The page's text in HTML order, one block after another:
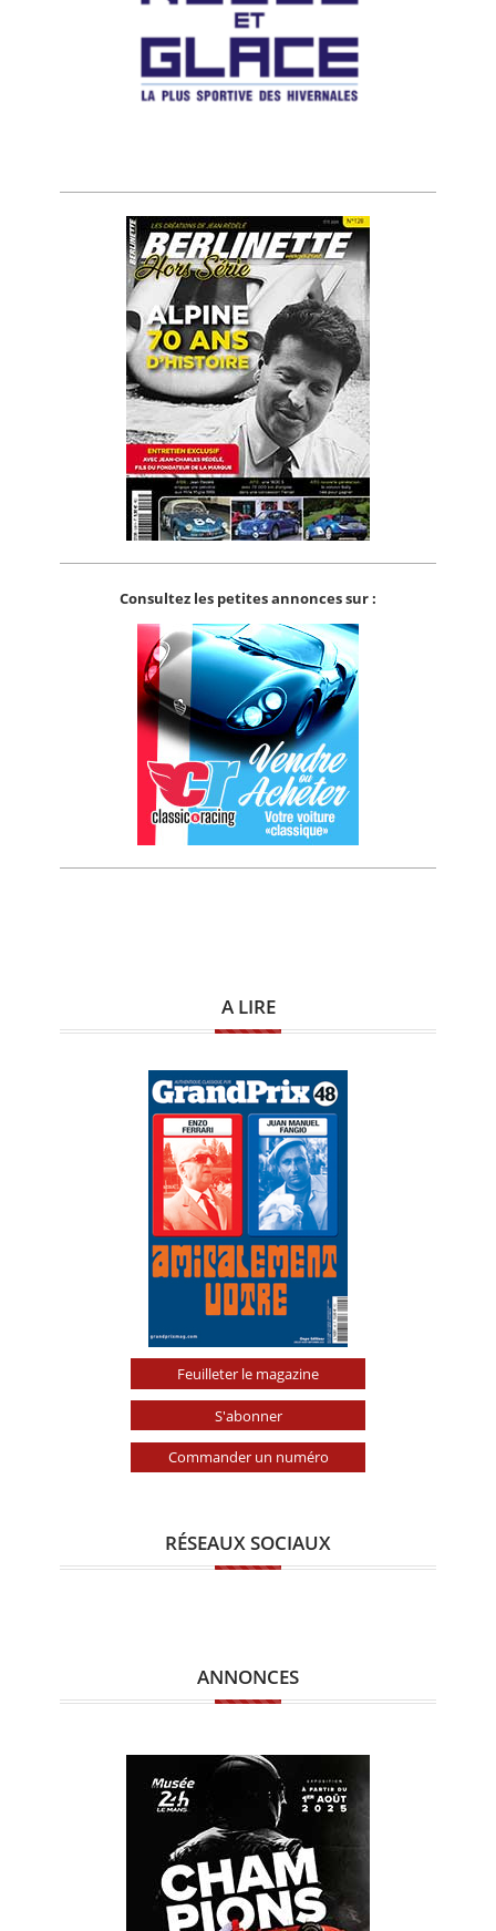
Consultez les petites annonces sur :
A LIRE
Feuilleter le magazine
S'abonner
Commander un numéro
RÉSEAUX SOCIAUX
ANNONCES